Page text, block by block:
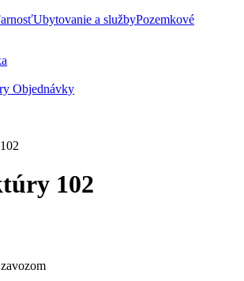
Ubytovanie a službyPozemkové
Objednávky
102